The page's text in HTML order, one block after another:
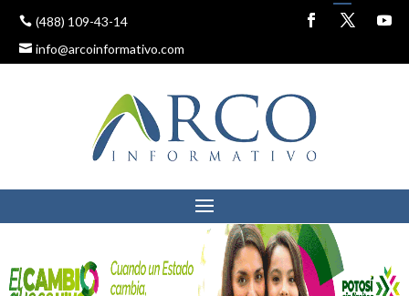
(488) 109-43-14
info@arcoinformativo.com